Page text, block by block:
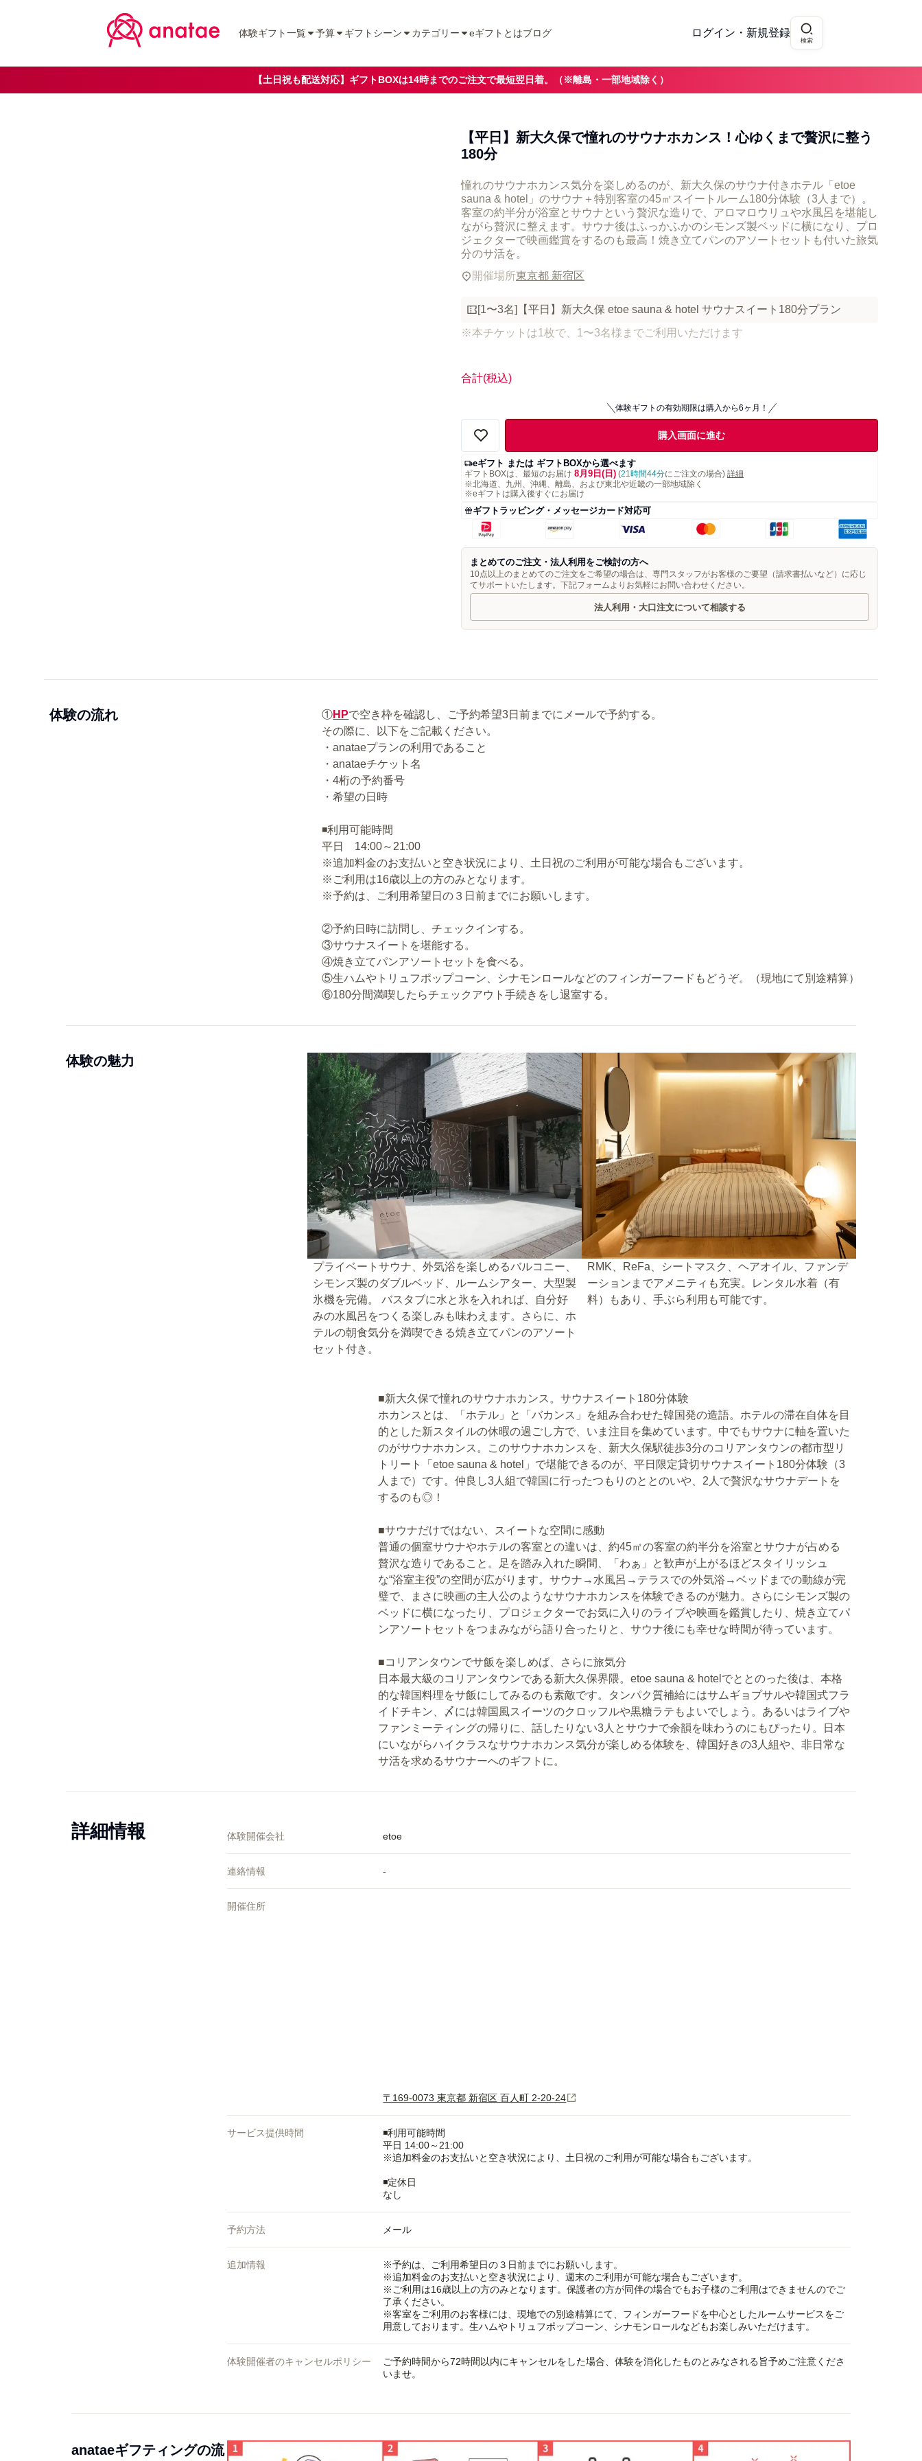
体験ギフト一覧 予算 ギフトシーン カテゴリー eギフトとはブログ ログイン・新規登録
検索
【土日祝も配送対応】ギフトBOXは14時までのご注文で最短翌日着。（※離島・一部地域除く）
【平日】新大久保で憧れのサウナホカンス！心ゆくまで贅沢に整う
180分
憧れのサウナホカンス気分を楽しめるのが、新大久保のサウナ付きホテル「etoe
sauna & hotel」のサウナ＋特別客室の45㎡スイートルーム180分体験（3人まで）。
客室の約半分が浴室とサウナという贅沢な造りで、アロマロウリュや水風呂を堪能し
ながら贅沢に整えます。サウナ後はふっかふかのシモンズ製ベッドに横になり、プロ
ジェクターで映画鑑賞をするのも最高！焼き立てパンのアソートセットも付いた旅気
分のサ活を。
開催場所東京都 新宿区
[1〜3名]【平日】新大久保 etoe sauna & hotel サウナスイート180分プラン
※本チケットは1枚で、1〜3名様までご利用いただけます
合計(税込)
体験ギフトの有効期限は購入から6ヶ月！
購入画面に進む
eギフト または ギフトBOXから選べます
ギフトBOXは、最短のお届け 8月9日(日) (21時間44分にご注文の場合) 詳細
※北海道、九州、沖縄、離島、および東北や近畿の一部地域除く
※eギフトは購入後すぐにお届け
ギフトラッピング・メッセージカード対応可
まとめてのご注文・法人利用をご検討の方へ
10点以上のまとめてのご注文をご希望の場合は、専門スタッフがお客様のご要望（請求書払いなど）に応じ
てサポートいたします。下記フォームよりお気軽にお問い合わせください。
法人利用・大口注文について相談する
体験の流れ ①HPで空き枠を確認し、ご予約希望3日前までにメールで予約する。
その際に、以下をご記載ください。
・anataeプランの利用であること
・anataeチケット名
・4桁の予約番号
・希望の日時
◾️利用可能時間
平日 14:00～21:00
※追加料金のお支払いと空き状況により、土日祝のご利用が可能な場合もございます。
※ご利用は16歳以上の方のみとなります。
※予約は、ご利用希望日の３日前までにお願いします。
②予約日時に訪問し、チェックインする。
③サウナスイートを堪能する。
④焼き立てパンアソートセットを食べる。
⑤生ハムやトリュフポップコーン、シナモンロールなどのフィンガーフードもどうぞ。（現地にて別途精算）
⑥180分間満喫したらチェックアウト手続きをし退室する。
体験の魅力
プライベートサウナ、外気浴を楽しめるバルコニー、
シモンズ製のダブルベッド、ルームシアター、大型製
氷機を完備。 バスタブに水と氷を入れれば、自分好
みの水風呂をつくる楽しみも味わえます。さらに、ホ
テルの朝食気分を満喫できる焼き立てパンのアソート
セット付き。
RMK、ReFa、シートマスク、ヘアオイル、ファンデ
ーションまでアメニティも充実。レンタル水着（有
料）もあり、手ぶら利用も可能です。
■新大久保で憧れのサウナホカンス。サウナスイート180分体験
ホカンスとは、「ホテル」と「バカンス」を組み合わせた韓国発の造語。ホテルの滞在自体を目
的とした新スタイルの休暇の過ごし方で、いま注目を集めています。中でもサウナに軸を置いた
のがサウナホカンス。このサウナホカンスを、新大久保駅徒歩3分のコリアンタウンの都市型リ
トリート「etoe sauna & hotel」で堪能できるのが、平日限定貸切サウナスイート180分体験（3
人まで）です。仲良し3人組で韓国に行ったつもりのととのいや、2人で贅沢なサウナデートを
するのも◎！
■サウナだけではない、スイートな空間に感動
普通の個室サウナやホテルの客室との違いは、約45㎡の客室の約半分を浴室とサウナが占める
贅沢な造りであること。足を踏み入れた瞬間、「わぁ」と歓声が上がるほどスタイリッシュ
な“浴室主役”の空間が広がります。サウナ→水風呂→テラスでの外気浴→ベッドまでの動線が完
璧で、まさに映画の主人公のようなサウナホカンスを体験できるのが魅力。さらにシモンズ製の
ベッドに横になったり、プロジェクターでお気に入りのライブや映画を鑑賞したり、焼き立てパ
ンアソートセットをつまみながら語り合ったりと、サウナ後にも幸せな時間が待っています。
■コリアンタウンでサ飯を楽しめば、さらに旅気分
日本最大級のコリアンタウンである新大久保界隈。etoe sauna & hotelでととのった後は、本格
的な韓国料理をサ飯にしてみるのも素敵です。タンパク質補給にはサムギョプサルや韓国式フラ
イドチキン、〆には韓国風スイーツのクロッフルや黒糖ラテもよいでしょう。あるいはライブや
ファンミーティングの帰りに、話したりない3人とサウナで余韻を味わうのにもぴったり。日本
にいながらハイクラスなサウナホカンス気分が楽しめる体験を、韓国好きの3人組や、非日常な
サ活を求めるサウナーへのギフトに。
詳細情報 体験開催会社 etoe
連絡情報 -
開催住所
〒169-0073 東京都 新宿区 百人町 2-20-24
サービス提供時間
◾️利用可能時間
平日 14:00～21:00
※追加料金のお支払いと空き状況により、土日祝のご利用が可能な場合もございます。
◾️定休日
なし
予約方法 メール
追加情報
※予約は、ご利用希望日の３日前までにお願いします。
※追加料金のお支払いと空き状況により、週末のご利用が可能な場合もございます。
※ご利用は16歳以上の方のみとなります。保護者の方が同伴の場合でもお子様のご利用はできませんのでご
了承ください。
※客室をご利用のお客様には、現地での別途精算にて、フィンガーフードを中心としたルームサービスをご
用意しております。生ハムやトリュフポップコーン、シナモンロールなどもお楽しみいただけます。
体験開催者のキャンセルポリシー
ご予約時間から72時間以内にキャンセルをした場合、体験を消化したものとみなされる旨予めご注意くださ
いませ。
anataeギフティングの流